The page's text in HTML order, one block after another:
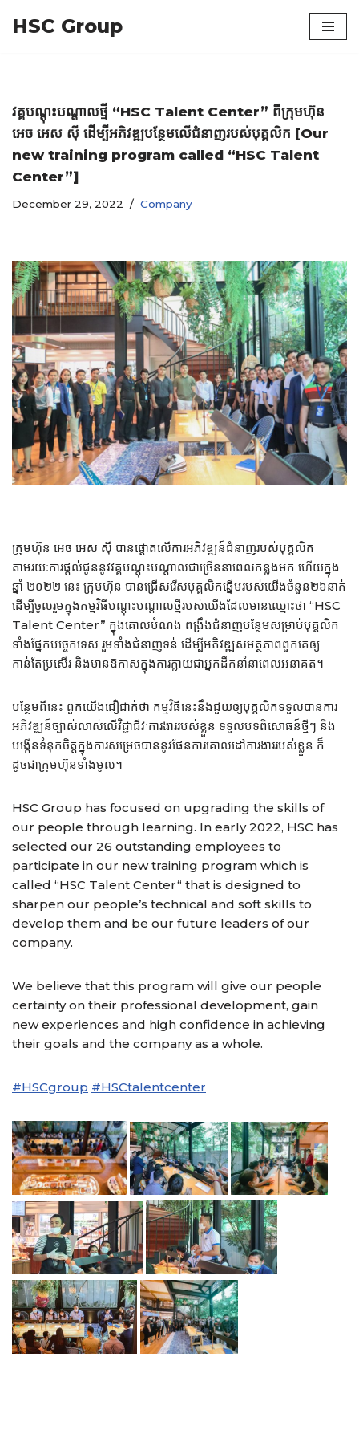
HSC Group
វគ្គបណ្តុះបណ្តាលថ្មី “HSC Talent Center” ពីក្រុមហ៊ុន
អេច អេស ស៊ី ដើម្បីអភិវឌ្ឍបន្ថែមលើជំនាញរបស់បុគ្គលិក [Our
new training program called “HSC Talent
Center”]
December 29, 2022 Company
ក្រុមហ៊ុន អេច អេស ស៊ី បានផ្ដោតលើការអភិវឌ្ឍន៍ជំនាញរបស់បុគ្គលិក
តាមរយៈការផ្តល់ជូននូវវគ្គបណ្តុះបណ្តាលជាច្រើននាពេលកន្លងមក ហើយក្នុង
ឆ្នាំ ២០២២ នេះ ក្រុមហ៊ុន បានជ្រើសរើសបុគ្គលិកឆ្នើមរបស់យើងចំនួន២៦នាក់
ដើម្បីចូលរួមក្នុងកម្មវិធីបណ្តុះបណ្តាលថ្មីរបស់យើងដែលមានឈ្មោះថា “HSC
Talent Center” ក្នុងគោលបំណង ពង្រឹងជំនាញបន្ថែមសម្រាប់បុគ្គលិក
ទាំងផ្នែកបច្ចេកទេស រួមទាំងជំនាញទន់ ដើម្បីអភិវឌ្ឍសមត្ថភាពពួកគេឲ្យ
កាន់តែប្រសើរ និងមានឱកាសក្នុងការក្លាយជាអ្នកដឹកនាំនាពេលអនាគត។
បន្ថែមពីនេះ ពួកយើងជឿជាក់ថា កម្មវិធីនេះនឹងជួយឲ្យបុគ្គលិកទទួលបានការ
អភិវឌ្ឍន៍ច្បាស់លាស់លើវិជ្ជាជីវៈការងាររបស់ខ្លួន ទទួលបទពិសោធន៍ថ្មីៗ និង
បង្កើនទំនុកចិត្ដក្នុងការសម្រេចបាននូវផែនការគោលដៅការងាររបស់ខ្លួន ក៏
ដូចជាក្រុមហ៊ុនទាំងមូល។
HSC Group has focused on upgrading the skills of
our people through learning. In early 2022, HSC has
selected our 26 outstanding employees to
participate in our new training program which is
called “HSC Talent Center“ that is designed to
sharpen our people’s technical and soft skills to
develop them and be our future leaders of our
company.
We believe that this program will give our people
certainty on their professional development, gain
new experiences and high confidence in achieving
their goals and the company as a whole.
#HSCgroup #HSCtalentcenter